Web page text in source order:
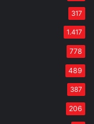
317
1.417
778
489
387
206